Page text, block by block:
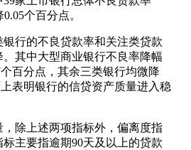
个百分点。
行的不良贷款率和关注类贷款
其中大型商业银行不良率降幅
百分点，其余三类银行均微降
表明银行的信贷资产质量进入稳
除上述两项指标外，偏离度指
主要指逾期90天及以上的贷款